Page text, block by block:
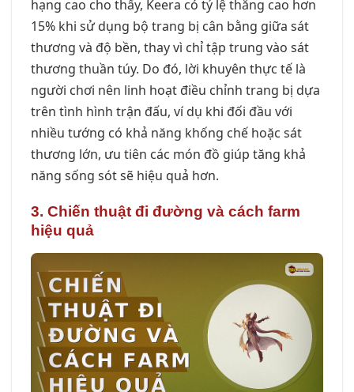
hạng cao cho thấy, Keera có tỷ lệ thắng cao hơn
15% khi sử dụng bộ trang bị cân bằng giữa sát
thương và độ bền, thay vì chỉ tập trung vào sát
thương thuần túy. Do đó, lời khuyên thực tế là
người chơi nên linh hoạt điều chỉnh trang bị dựa
trên tình hình trận đấu, ví dụ khi đối đầu với
nhiều tướng có khả năng khống chế hoặc sát
thương lớn, ưu tiên các món đồ giúp tăng khả
năng sống sót sẽ hiệu quả hơn.
3. Chiến thuật đi đường và cách farm
hiệu quả